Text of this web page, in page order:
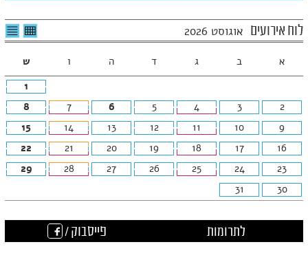
לוח אירועים אוגוסט 2026 לצפיה
בטבלה
א ב ג ד ה ו
ש
1
2
3
4
5
6
7
8
9
10
11
12
13
14
15
16
17
18
19
20
21
22
23
24
25
26
27
28
29
30
31
לתרומות פייסבוק /